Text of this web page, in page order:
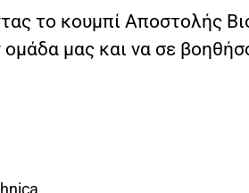
το κουμπί Αποστολής
μας και να σε